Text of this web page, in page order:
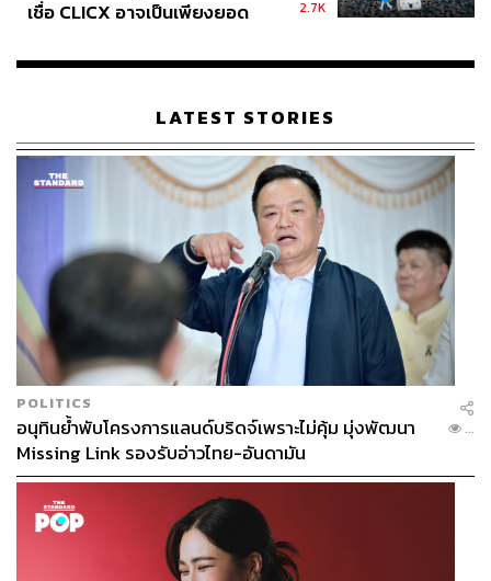
สิงหาคมนี้ ซึ่งเดิมพันไม่ใช่แค่อนาคตทางการเมืองหรือเงิน
วิบากกรรมของนายกฯ หญิงผู้นี้ยังไม่สิ้นสุดแค่นี้ นอกจาก
คดีในมือที่จ่อรอคิวให้นายกฯ หญิงผู้นี้ต้องต่อสู้อีกกว่า 10 คดี
เชื่อ CLICX อาจเป็นเพียงยอด
เรือนไทยที่ถูกซุกไว้
2.7K
LATEST STORIES
POLITICS
อนุทินย้ำพับโครงการแลนด์บริดจ์เพราะไม่คุ้ม มุ่งพัฒนา
Missing Link รองรับอ่าวไทย-อันดามัน
...